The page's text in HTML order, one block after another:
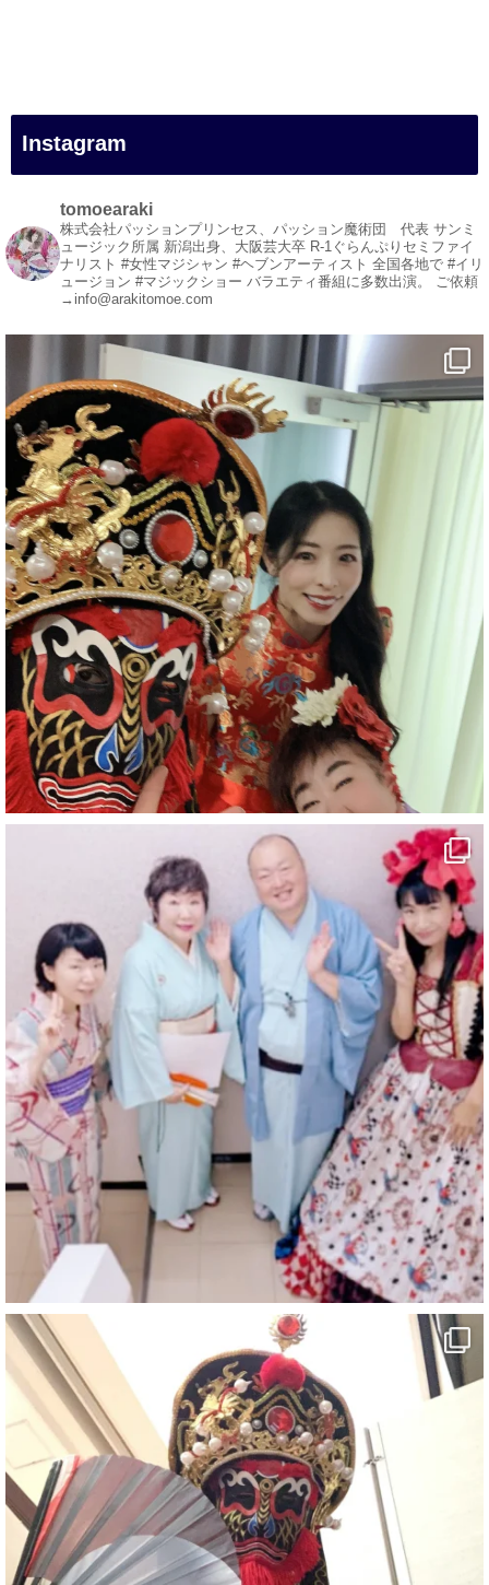
#白浜町
#変面ショー
#イベント
#宴会
#余興
1 5 X
マジシャン派遣 パッションプリンセス【公式】
@comedy_illusion · 7 8月
お疲れ様です
YouTubeを更新しました
https://youtu.be/9sHKhUQBmUE @YouTube
#企業公式がお疲れ様を言い合う
#チャンネル登録おねがいします
#愛媛県
#新居浜市
#マイントピア別子
#泉寿亭
#有形文化財
#四国
#愛媛観光
#旅行
#旅行動画
#一人旅
#観光スポット
#旅行好きと繋がりたい
5 X
マジシャン派遣 パッションプリンセス【公式】
@comedy_illusion · 6 8月
お疲れ様です
ブログ更新しました
「マジシャン和歌山旅 白浜町・三段壁」
#企業公式がお疲れ様を言い合う
#旅行好きな人と繋がりたい
#一人旅
#女性マジシャン
#出張マジック
#マジシャン派遣
#イリュージョン
#和歌山県
#白浜町
#変面ショー
#イベント
#宴会
#余興
1 5 X
Instagram
tomoearaki
株式会社パッションプリンセス、パッション魔術団 代表 サンミ
ュージック所属 新潟出身、大阪芸大卒 R-1ぐらんぷりセミファイ
ナリスト #女性マジシャン #ヘブンアーティスト 全国各地で #イリ
ュージョン #マジックショー バラエティ番組に多数出演。 ご依頼
→info@arakitomoe.com